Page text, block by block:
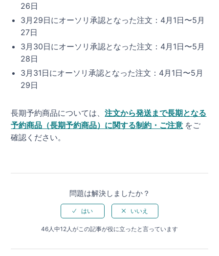
26日
3月29日にオーソリ承認となった注文：4月1日〜5月
27日
3月30日にオーソリ承認となった注文：4月1日〜5月
28日
3月31日にオーソリ承認となった注文：4月1日〜5月
29日
長期予約商品については、注文から発送まで長期となる
予約商品（長期予約商品）に関する制約・ご注意 をご
確認ください。
問題は解決しましたか？
46人中12人がこの記事が役に立ったと言っています